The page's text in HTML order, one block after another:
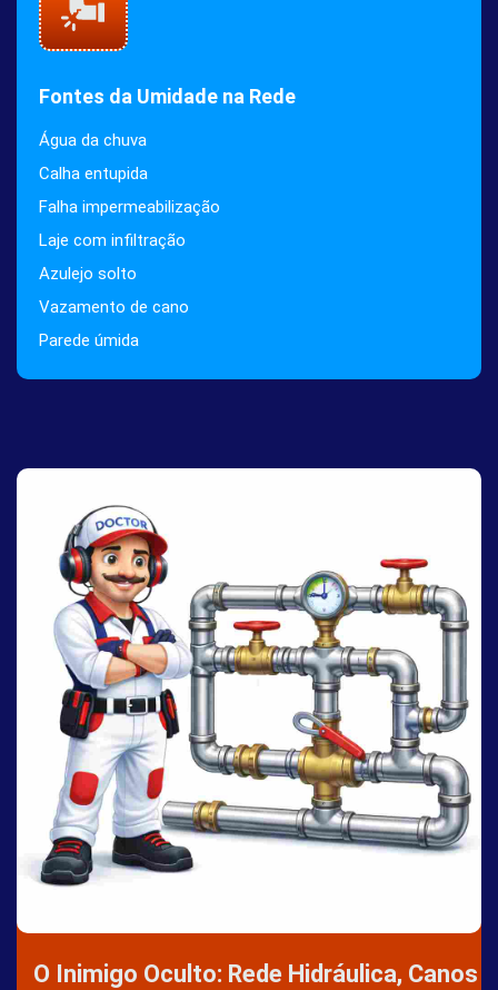
Fontes da Umidade na Rede
Água da chuva
Calha entupida
Falha impermeabilização
Laje com infiltração
Azulejo solto
Vazamento de cano
Parede úmida
O Inimigo Oculto: Rede Hidráulica, Canos